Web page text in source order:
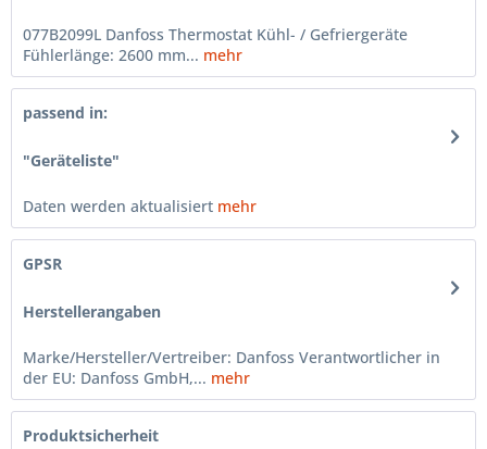
077B2099L Danfoss Thermostat Kühl- / Gefriergeräte
Fühlerlänge: 2600 mm... mehr
passend in:
"Geräteliste"
Daten werden aktualisiert mehr
GPSR
Herstellerangaben
Marke/Hersteller/Vertreiber: Danfoss Verantwortlicher in
der EU: Danfoss GmbH,... mehr
Produktsicherheit